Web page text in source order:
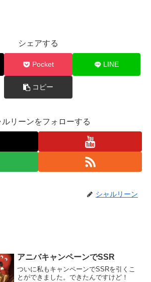
シェアする
Pocket LINE
コピー
ルリーンをフォローする
シャルリーン
アニバキャンペーンでSSR
ついに私もキャンペーンでSSRを引くこ
とができました。できたんですけど！